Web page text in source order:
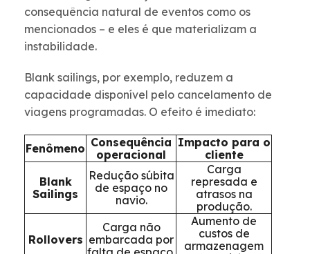
consequência natural de eventos como os
mencionados – e eles é que materializam a
instabilidade.
Blank sailings, por exemplo, reduzem a
capacidade disponível pelo cancelamento de
viagens programadas. O efeito é imediato:
Fenômeno Consequência
operacional
Impacto para o
cliente
Blank
Sailings
Redução súbita
de espaço no
navio.
Carga
represada e
atrasos na
produção.
Rollovers
Carga não
embarcada por
Aumento de
custos de
armazenagem